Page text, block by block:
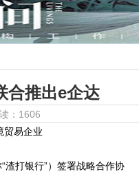
合推出e企达
：1606
贸易企业
“渣打银行”） 签署战略合作协